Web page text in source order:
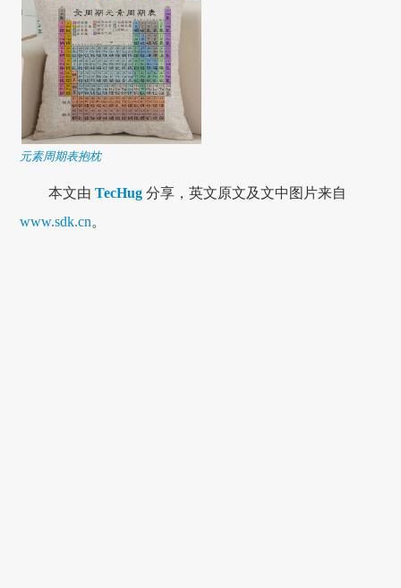
元素周期表抱枕
本文由TecHug 分享，英文原文及文中图片来自
www.sdk.cn。